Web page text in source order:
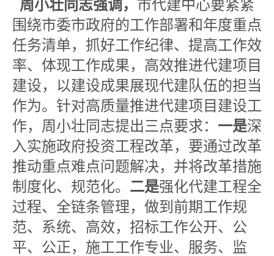
周小壮同志强调， 市代建中心要紧紧
围绕市委市政府的工作部署和年度重点
任务清单，抓好工作纪律、提高工作效
率、体现工作成果，高效推进代建项目
建设，以建设成果展现代建队伍的担当
作为。针对高质量推进代建项目建设工
作，周小壮同志提出三点要求： 一是深
入实施政府投资工程改革，要通过改革
推动重点难点问题解决，并将改革措施
制度化、规范化。 二是强化代建工程全
过程、全链条管理，做到前期工作规
范、系统、高效，招标工作公开、公
平、公正，施工工作专业、服务、监